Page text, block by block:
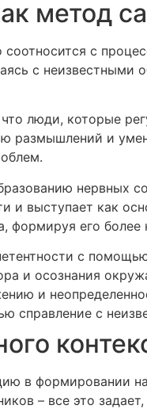
метод
с
с
люди, которые
размышлений и
нервных
и выступает как
формируя его
с
и осознания
и
справление с
в формировании
– все это